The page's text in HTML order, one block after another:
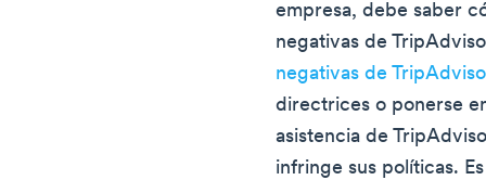
empresa, debe saber
negativas de
negativas de
directrices o ponerse
asistencia de
infringe sus políticas.